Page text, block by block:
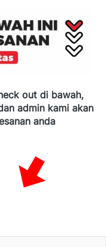
out di bawah,
admin kami akan
anda